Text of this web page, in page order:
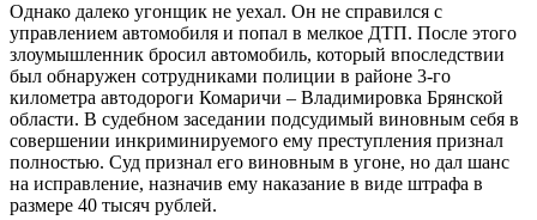
Однако далеко угонщик не уехал. Он не справился с
управлением автомобиля и попал в мелкое ДТП. После этого
злоумышленник бросил автомобиль, который впоследствии
был обнаружен сотрудниками полиции в районе 3-го
километра автодороги Комаричи – Владимировка Брянской
области. В судебном заседании подсудимый виновным себя в
совершении инкриминируемого ему преступления признал
полностью. Суд признал его виновным в угоне, но дал шанс
на исправление, назначив ему наказание в виде штрафа в
размере 40 тысяч рублей.